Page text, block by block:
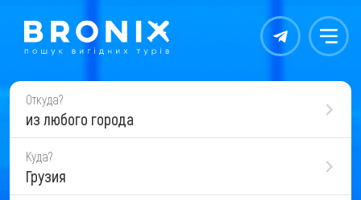
Контакты Меню
Откуда?
из любого города
Куда?
Грузия